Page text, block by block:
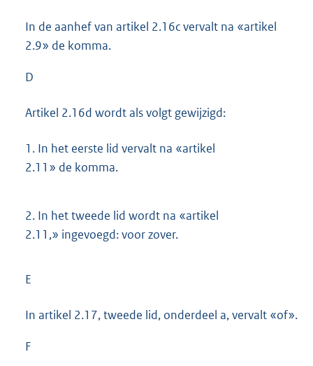
In de aanhef van artikel 2.16c vervalt na «artikel
2.9» de komma.
D
Artikel 2.16d wordt als volgt gewijzigd:
1. In het eerste lid vervalt na «artikel
2.11» de komma.
2. In het tweede lid wordt na «artikel
2.11,» ingevoegd: voor zover.
E
In artikel 2.17, tweede lid, onderdeel a, vervalt «of».
F